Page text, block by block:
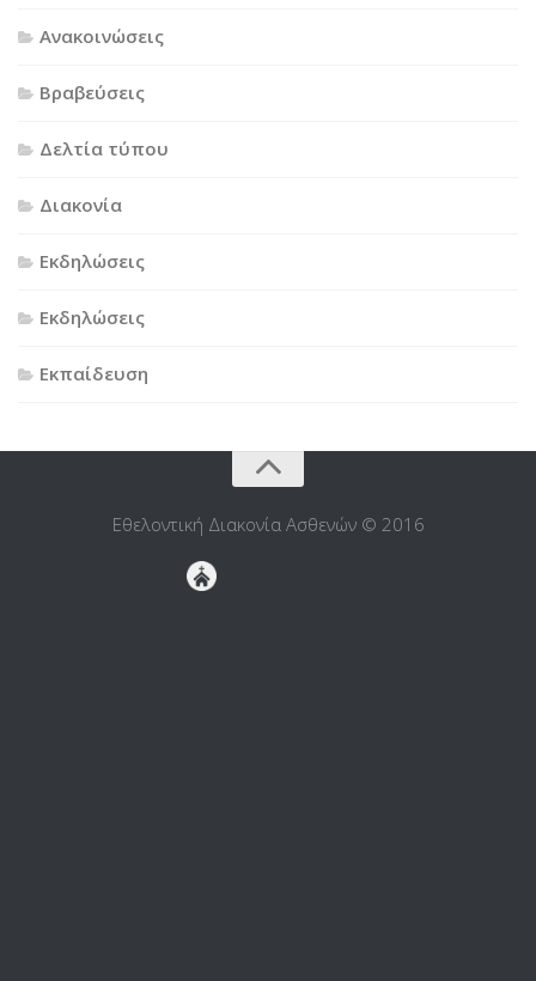
Ανακοινώσεις
Βραβεύσεις
Δελτία τύπου
Διακονία
Εκδηλώσεις
Εκδηλώσεις
Εκπαίδευση
Εθελοντική Διακονία Ασθενών © 2016